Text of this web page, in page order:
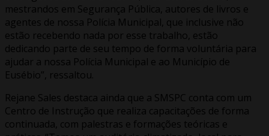
mestrandos em Segurança Pública, autores de livros e
agentes de nossa Polícia Municipal, que inclusive não
estão recebendo nada por esse trabalho, estão
dedicando parte de seu tempo de forma voluntária para
ajudar a nossa Polícia Municipal e ao Município de
Eusébio”, ressaltou.
Rejane Sales destaca ainda que a SMSPC conta com um
Centro de Instrução que realiza capacitações de forma
continuada, com palestras e formações teóricas e